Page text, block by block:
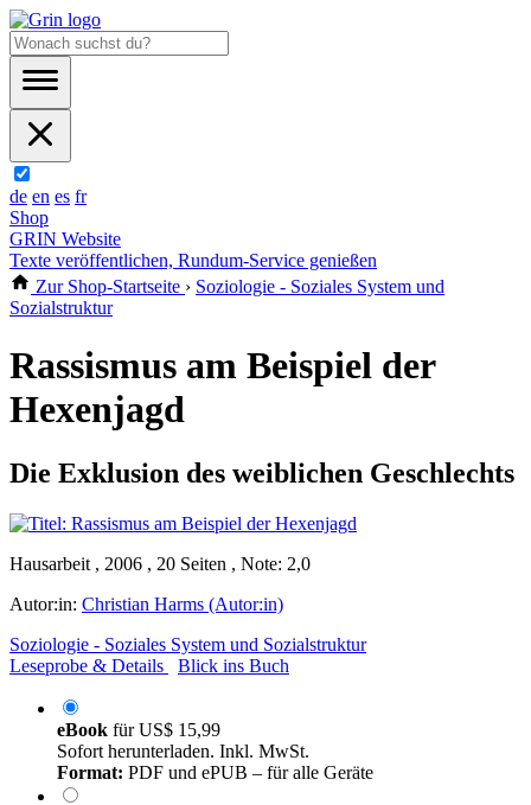
de en es fr
Shop
GRIN Website
Texte veröffentlichen, Rundum-Service genießen
Zur Shop-Startseite › Soziologie - Soziales System und
Sozialstruktur
Rassismus am Beispiel der
Hexenjagd
Die Exklusion des weiblichen Geschlechts
Hausarbeit , 2006 , 20 Seiten , Note: 2,0
Autor:in: Christian Harms (Autor:in)
Soziologie - Soziales System und Sozialstruktur
Leseprobe & Details
Blick ins Buch
eBook fürUS$ 15,99
Sofort herunterladen. Inkl. MwSt.
Format: PDF und ePUB – für alle Geräte